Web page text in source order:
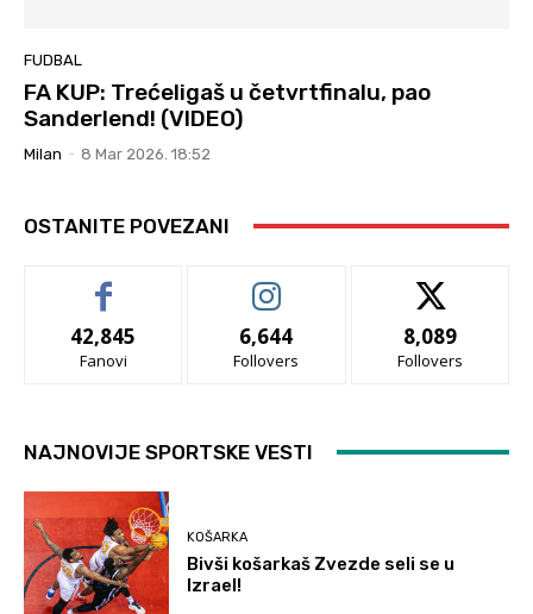
FUDBAL
FA KUP: Trećeligaš u četvrtfinalu, pao
Sanderlend! (VIDEO)
Milan - 8 Mar 2026. 18:52
OSTANITE POVEZANI
42,845
Fanovi
6,644
Follovers
8,089
Follovers
NAJNOVIJE SPORTSKE VESTI
KOŠARKA
Bivši košarkaš Zvezde seli se u
Izrael!